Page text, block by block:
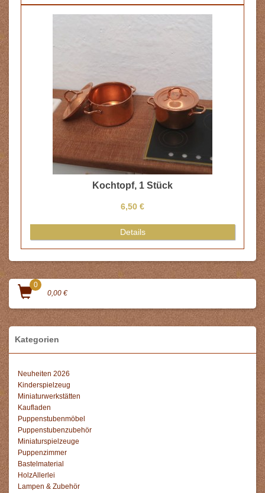
Kochtopf, 1 Stück
6,50 €
Details
0
0,00 €
Kategorien
Neuheiten 2026
Kinderspielzeug
Miniaturwerkstätten
Kaufladen
Puppenstubenmöbel
Puppenstubenzubehör
Miniaturspielzeuge
Puppenzimmer
Bastelmaterial
HolzAllerlei
Lampen & Zubehör